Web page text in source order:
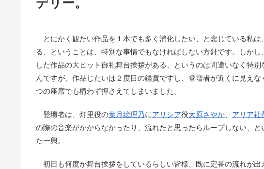
とにかく観たい作品を１本でも多く消化したい、と念じている私
る、ということは、特別な事情でもなければしない方針です。しか
した作品の大ヒット御礼舞台挨拶がある、というのは間違いなく特
んですが、作品じたいは２度目の鑑賞ですし、登壇者が近くに見え
つの座席でも構わず押さえてしまいました。
登壇者は、灯里役の葉月絵理乃にアリシア役大原さやか アリア社
の際の音楽がかからなかったり、流れたと思ったらループしない、
た一興。
初日も何度か舞台挨拶をしているらしい皆様、既に定番の流れが